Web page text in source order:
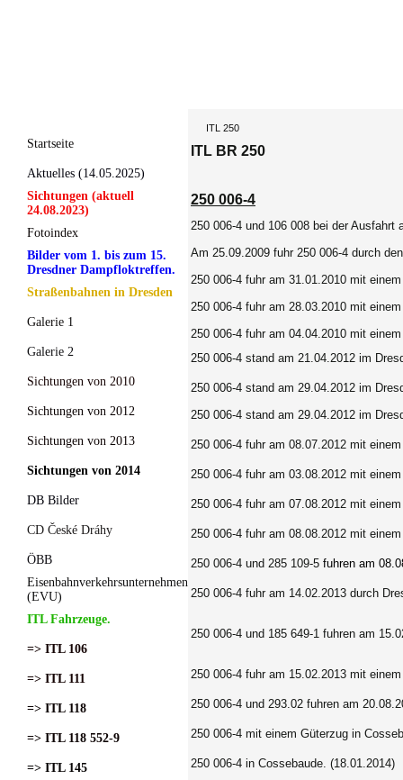
Startseite
Aktuelles (14.05.2025)
Sichtungen (aktuell
24.08.2023)
Fotoindex
Bilder vom 1. bis zum 15.
Dresdner Dampfloktreffen.
Straßenbahnen in Dresden
Galerie 1
Galerie 2
Sichtungen von 2010
Sichtungen von 2012
Sichtungen von 2013
Sichtungen von 2014
DB Bilder
CD České Dráhy
ÖBB
Eisenbahnverkehrsunternehmen
(EVU)
ITL Fahrzeuge.
=> ITL 106
=> ITL 111
=> ITL 118
=> ITL 118 552-9
=> ITL 145
ITL 250
ITL BR 250
250 006-4
250 006-4 und 106 008 bei der
Am 25.09.2009 fuhr 250 006-4 durch
250 006-4 fuhr am 31.01.2010 mit
250 006-4 fuhr am 28.03.2010 mit
250 006-4 fuhr am 04.04.2010 mit
250 006-4 stand am 21.04.2012 im
250 006-4 stand am 29.04.2012 im
250 006-4 stand am 29.04.2012 im
250 006-4 fuhr am 08.07.2012 mit
250 006-4 fuhr am 03.08.2012 mit
250 006-4 fuhr am 07.08.2012 mit
250 006-4 fuhr am 08.08.2012 mit
250 006-4 und 285 109-5 fuhren am
250 006-4 fuhr am 14.02.2013 durch
250 006-4 und 185 649-1 fuhren am
250 006-4 fuhr am 15.02.2013 mit
250 006-4 und 293.02 fuhren am
250 006-4 mit einem Güterzug in
250 006-4 in Cossebaude. (18.01.2014)